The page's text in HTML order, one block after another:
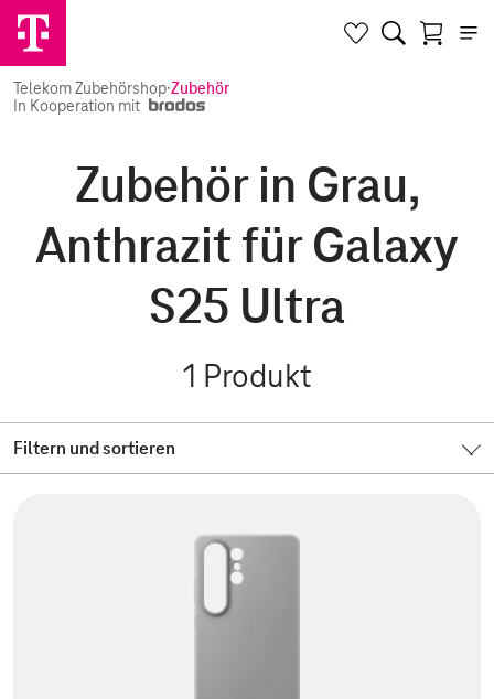
Telekom Zubehörshop·Zubehör
In Kooperation mit
Zubehör in Grau,
Anthrazit für Galaxy
S25 Ultra
1 Produkt
Filtern und sortieren